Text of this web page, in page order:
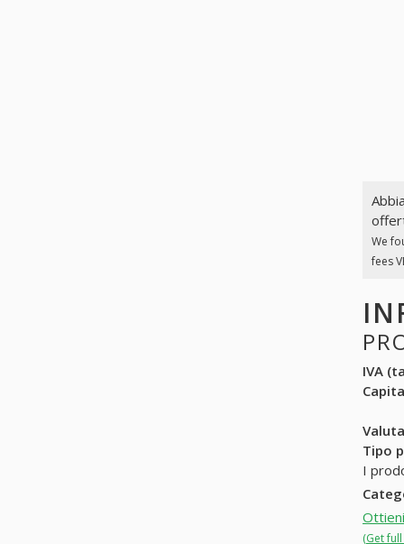
We
fees
IVA
Tipo
I
(Get